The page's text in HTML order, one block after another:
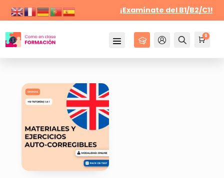
¡Examínate del B1/B2/C1!
Cursos Mi Cuenta
Buscar
0